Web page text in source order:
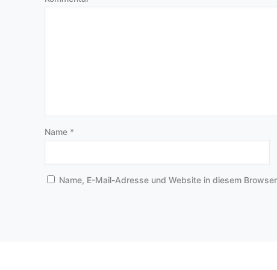
Name *
Name, E-Mail-Adresse und Website in diesem